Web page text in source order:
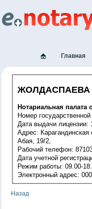
Главная
Нотариальная палата
Адрес: Карагандинская область, Жанааркинский район, п.Атасу,
Абая, 19/2,
Рабочий
Режим
Назад